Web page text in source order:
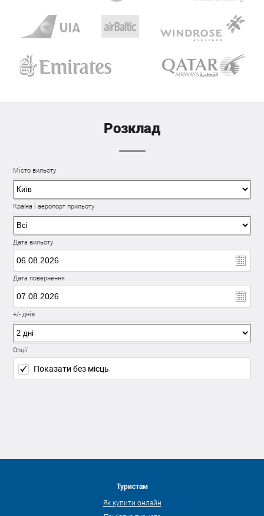
Розклад
Місто вильоту
Країна і аеропорт прильоту
Дата вильоту
Дата повернення
+/- днів
Опції
Показати без місць
Туристам
Як купити онлайн